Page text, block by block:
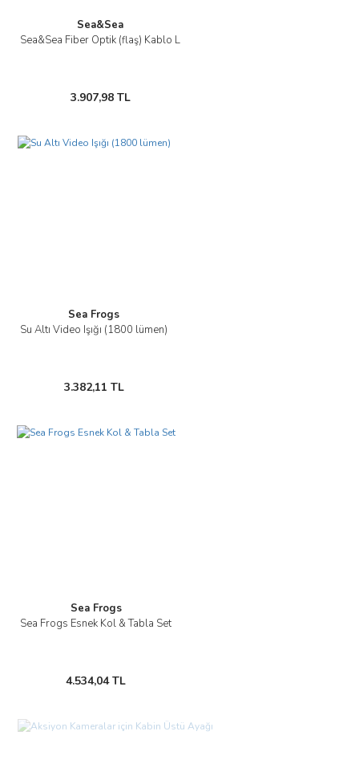
Sea&Sea
Sea&Sea Fiber Optik (flaş) Kablo L
3.907,98 TL
Sea Frogs
Su Altı Video Işığı (1800 lümen)
3.382,11 TL
Sea Frogs
Sea Frogs Esnek Kol & Tabla Set
4.534,04 TL